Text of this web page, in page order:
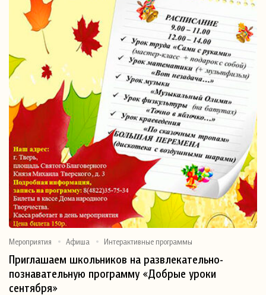
Мероприятия Афиша Интерактивные программы
Приглашаем школьников на развлекательно-
познавательную программу «Добрые уроки
сентября»